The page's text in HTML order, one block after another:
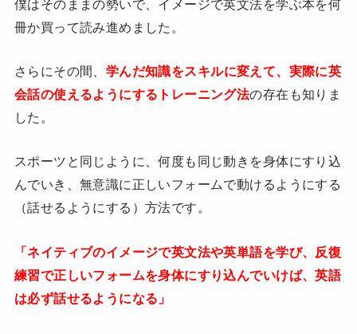
僕はそのままの勢いで、イメージで英文法を学ぶ本を何
冊か買って読み進めました。
さらにその間、 学んだ知識をスキルに変えて、実際に英
会話の使えるようにするトレーニング法の存在も知りま
した。
スポーツと同じように、何度も同じ動きを身体にすり込
んでいき、無意識に正しいフォームで動けるようにする
（話せるようにする）方法です。
「ネイティブのイメージで英文法や英単語を学び、反復
練習で正しいフォームを身体にすり込んでいけば、英語
は必ず話せるようになる」